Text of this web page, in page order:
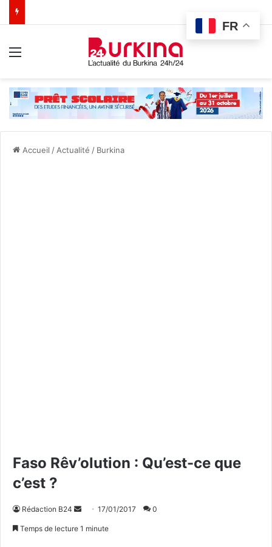
Accueil / Actualité / Burkina
Faso Rêv’olution : Qu’est-ce que
c’est ?
Rédaction B24 17/01/2017 0
Temps de lecture 1 minute
FR